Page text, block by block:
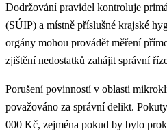
Dodržování pravidel kontroluje
(SÚIP) a místně příslušné krajské
orgány mohou provádět měření
zjištění nedostatků zahájit správní
Porušení povinností v oblasti
považováno za správní delikt.
000 Kč, zejména pokud by bylo